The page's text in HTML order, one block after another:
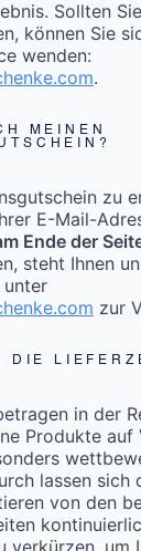
Sollten
können Sie
wenden:
.
MEINEN
zu
E-Mail-
Ende der
steht Ihnen
unter
zur
DIE
in der
Produkte auf
lassen sich
von den
verkürzen, um